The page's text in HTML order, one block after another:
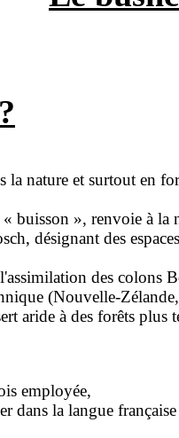
la nature et surtout en
buisson », renvoie à la
désignant des
des colons
(Nouvelle-
aride à des forêts plus
employée,
dans la langue